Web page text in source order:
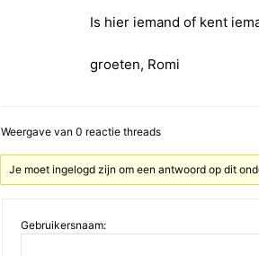
Is hier iemand of kent
groeten, Romi
Weergave van 0 reactie threads
Je moet ingelogd zijn om een antwoord op dit
Gebruikersnaam: